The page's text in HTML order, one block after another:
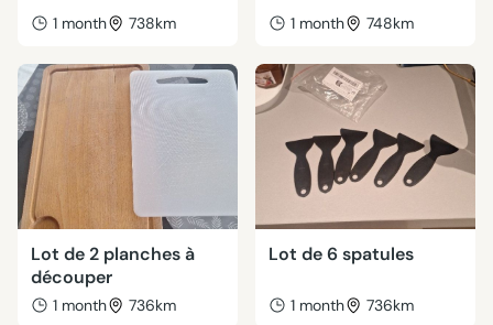
1 month 738km 1 month 748km
Lot de 2 planches à
découper
1 month 736km
Lot de 6 spatules
1 month 736km